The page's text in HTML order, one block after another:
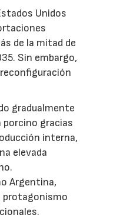
Unidos
de la mitad de
Sin embargo,
gradualmente
porcino gracias
interna,
elevada
Argentina,
protagonismo